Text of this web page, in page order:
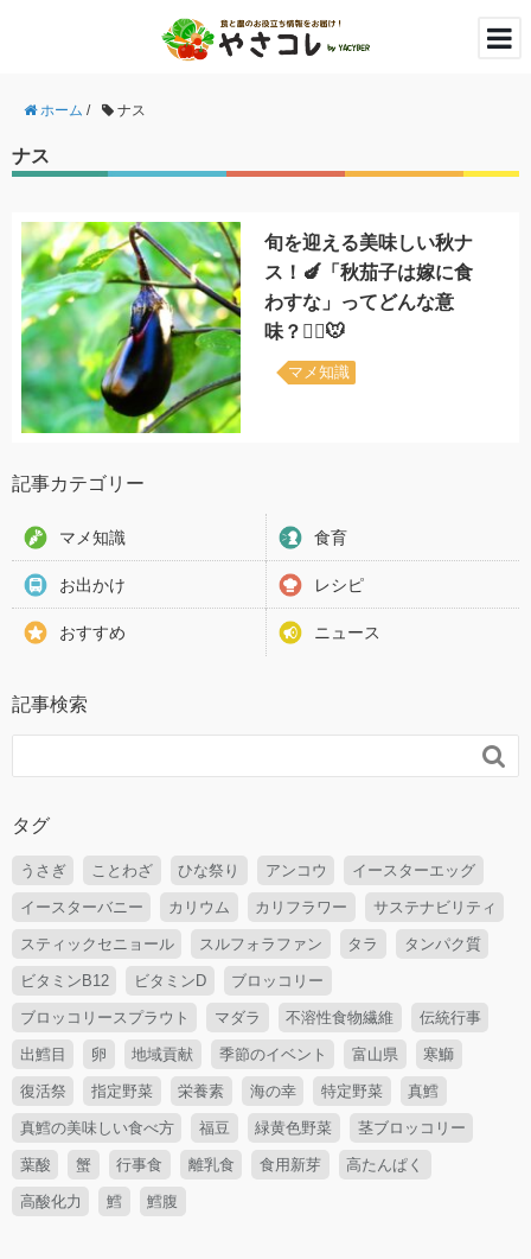
ホーム / ナス
ナス
旬を迎える美味しい秋ナ
ス！🍆「秋茄子は嫁に食
わすな」ってどんな意
味？👰‍♀️🐭
マメ知識
記事カテゴリー
マメ知識 食育
お出かけ レシピ
おすすめ ニュース
記事検索

タグ
うさぎ ことわざ ひな祭り アンコウ イースターエッグ
イースターバニー カリウム カリフラワー サステナビリティ
スティックセニョール スルフォラファン タラ タンパク質
ビタミンB12 ビタミンD ブロッコリー
ブロッコリースプラウト マダラ 不溶性食物繊維 伝統行事
出鱈目 卵 地域貢献 季節のイベント 富山県 寒鰤
復活祭 指定野菜 栄養素 海の幸 特定野菜 真鱈
真鱈の美味しい食べ方 福豆 緑黄色野菜 茎ブロッコリー
葉酸 蟹 行事食 離乳食 食用新芽 高たんぱく
高酸化力 鱈 鱈腹